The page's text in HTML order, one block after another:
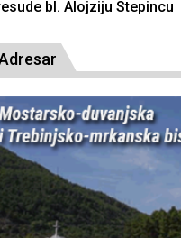
bl. Alojziju Stepincu